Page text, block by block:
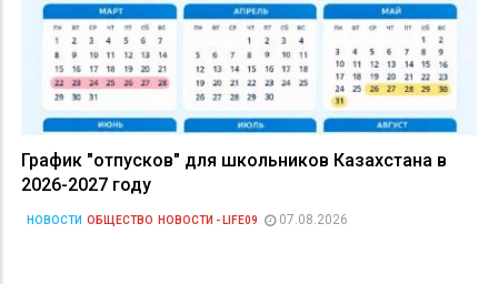
График "отпусков" для школьников Казахстана в
2026-2027 году
НОВОСТИ ОБЩЕСТВО НОВОСТИ - LIFE09 07.08.2026